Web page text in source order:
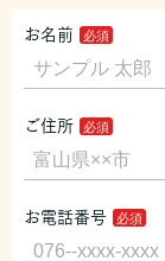
お名前
ご住所
お電話番号